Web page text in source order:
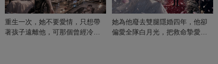
重生一次，她不要愛情，只想帶
著孩子遠離他，可那個曾經冷漠
她為他廢去雙腿隱婚四年，他卻
偏愛全隊白月光，把救命摯愛當